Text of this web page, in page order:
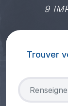
9
Trouver